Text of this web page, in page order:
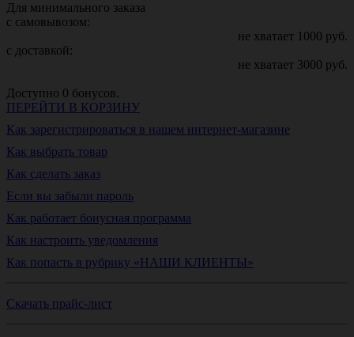
Для минимального заказа
с самовывозом:
не хватает 1000 руб.
с доставкой:
не хватает 3000 руб.
Доступно 0 бонусов.
ПЕРЕЙТИ В КОРЗИНУ
Как зарегистрироваться в нашем интернет-магазине
Как выбрать товар
Как сделать заказ
Если вы забыли пароль
Как работает бонусная программа
Как настроить уведомления
Как попасть в рубрику «НАШИ КЛИЕНТЫ»
Скачать прайс-лист